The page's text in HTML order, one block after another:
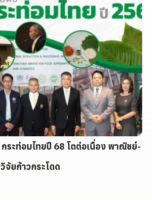
กระท่อมไทยปี 68 โตต่อเนื่อง พาณิชย์-
จัยก้าวกระโดด